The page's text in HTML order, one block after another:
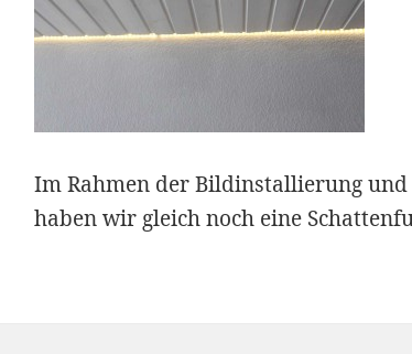
Im Rahmen der Bildinstallierung
haben wir gleich noch eine